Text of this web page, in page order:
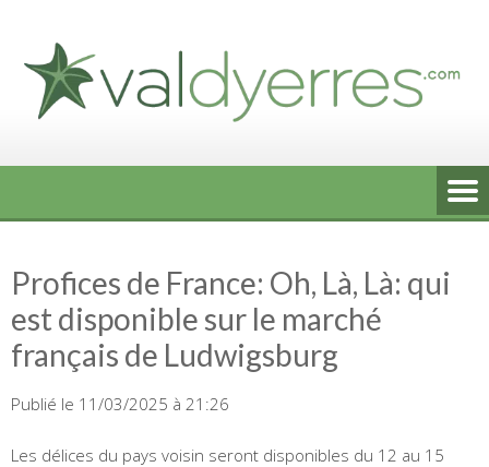
content
Profices de France: Oh, Là, Là: qui
est disponible sur le marché
français de Ludwigsburg
Publié le 11/03/2025 à 21:26
Les délices du pays voisin seront disponibles du 12 au 15